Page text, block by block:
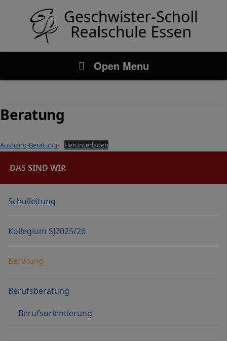
Open Menu
DAS SIND WIR
Schulleitung
Kollegium SJ2025/26
Beratung
Berufsberatung
Berufsorientierung
Beratung
Aushang-Beratung- Herunterladen